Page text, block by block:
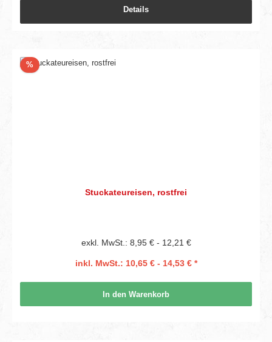
Details
%Rabatt
Stuckateureisen, rostfrei
exkl. MwSt.: 8,95 € - 12,21 €
inkl. MwSt.: 10,65 € - 14,53 € *
In den Warenkorb